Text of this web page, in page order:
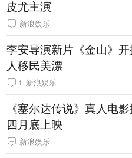
皮尤主演
新浪娱乐
李安导演新片《金山》
人移民美漂
1 新浪娱乐
《塞尔达传说》真人电
四月底上映
新浪娱乐